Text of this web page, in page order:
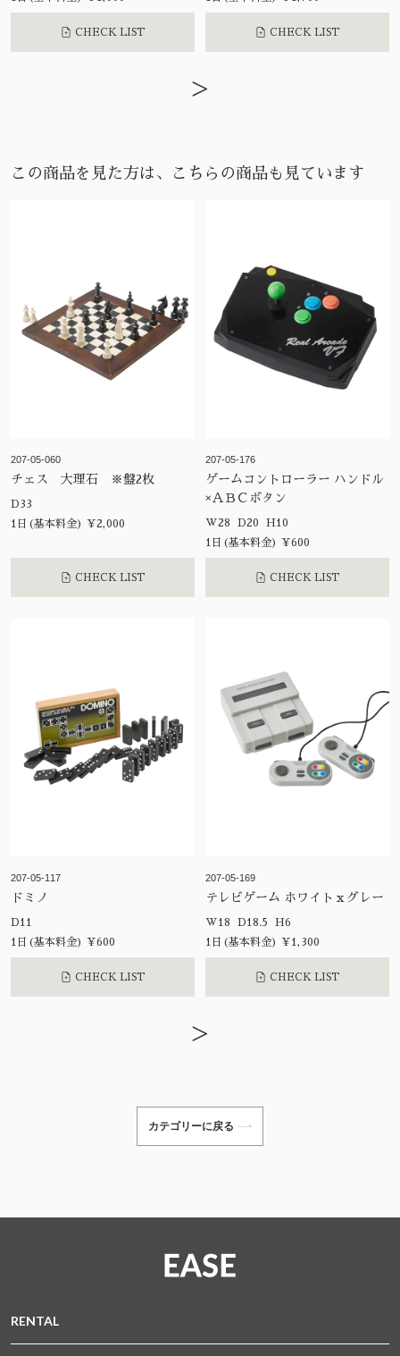
CHECK LIST CHECK LIST
>
この商品を見た方は、こちらの商品も見ています
207-05-060
チェス 大理石 ※盤2枚
D33
1日(基本料金) ¥2,000
CHECK LIST
207-05-176
ゲームコントローラー ハンドル
×ＡＢＣボタン
W28 D20 H10
1日(基本料金) ¥600
CHECK LIST
207-05-117
ドミノ
D11
1日(基本料金) ¥600
CHECK LIST
207-05-169
テレビゲーム ホワイトｘグレー
W18 D18.5 H6
1日(基本料金) ¥1,300
CHECK LIST
>
カテゴリーに戻る
RENTAL